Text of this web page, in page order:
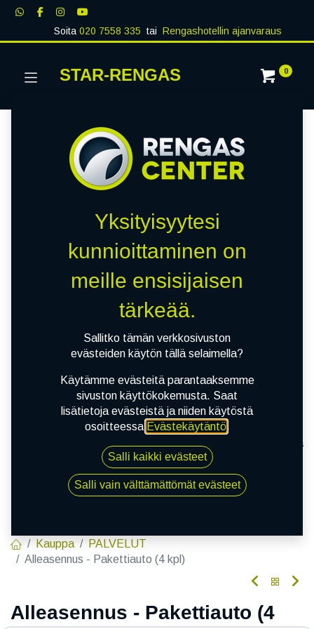
Soita020 7558 335 tai Rengashotellin ajanvaraus
STAR-RENGAS 0
Vanteilla olevien renkaiden asennus auton alle. Sisältää
ilmanpaineiden tarkastuksen.
Hinta sisältää myös 100km jälkeen tehtäväksi
suositeltavan jälkikiristyksen.
Kauppa
PALVELUT
Alleasennus - Pakettiauto (4 kpl)
Alleasennus - Pakettiauto (4
Yksityisyytesi
kunnioittaminen on
meille ensisijaisen
tärkeää.
Sallitko tämän verkkosivuston
evästeiden käytön tällä selaimella?
Käytämme evästeitä parantaaksemme
sivuston käyttökokemusta. Saat
lisätietoja evästeistä ja niiden käytöstä
osoitteessa Evästekäytäntö.
Salli kaikki evästeet
Salli vain välttämättömät evästeet